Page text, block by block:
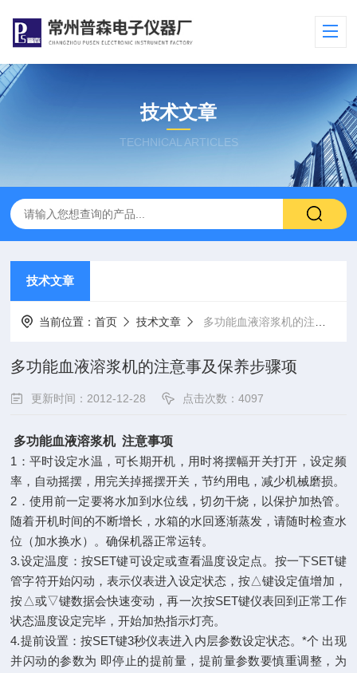
技术文章
TECHNICAL ARTICLES
技术文章
当前位置：首页 技术文章 多功能血液溶浆机的注意事及保养步骤项
多功能血液溶浆机的注意事及保养步骤项
更新时间：2012-12-28 点击次数：4097
多功能血液溶浆机 注意事项
1：平时设定水温，可长期开机，用时将摆幅开关打开，设定频
率，自动摇摆，用完关掉摇摆开关，节约用电，减少机械磨损。
2．使用前一定要将水加到水位线，切勿干烧，以保护加热管。
随着开机时间的不断增长，水箱的水回逐渐蒸发，请随时检查水
位（加水换水）。确保机器正常运转。
3.设定温度：按SET键可设定或查看温度设定点。按一下SET键
管字符开始闪动，表示仪表进入设定状态，按△键设定值增加，
按△或▽键数据会快速变动，再一次按SET键仪表回到正常工作
状态温度设定完毕，开始加热指示灯亮。
4.提前设置：按SET键3秒仪表进入内层参数设定状态。*个 出现
并闪动的参数为 即停止的提前量，提前量参数要慎重调整，为